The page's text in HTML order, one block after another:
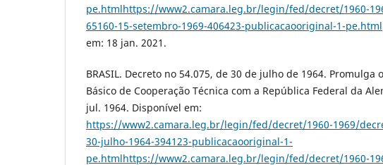
pe.htmlhttps://www2.camara.leg.br/legin/fed/decret/1960-
65160-15-setembro-1969-406423-publicacaooriginal-1-pe.html
em: 18 jan. 2021.
BRASIL. Decreto no 54.075, de 30 de julho de 1964. Promulga
Básico de Cooperação Técnica com a República Federal da
jul. 1964. Disponível em:
https://www2.camara.leg.br/legin/fed/decret/1960-1969/
30-julho-1964-394123-publicacaooriginal-1-
pe.htmlhttps://www2.camara.leg.br/legin/fed/decret/1960-